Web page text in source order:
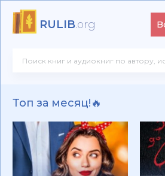
RULIB.org
Топ за месяц!🔥